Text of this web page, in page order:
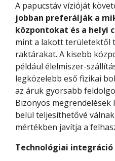
A papucstáv vízióját
jobban preferálják a
központokat és a helyi
mint a lakott területektől
raktárakat. A kisebb
például élelmiszer-
legközelebb eső fizikai
az áruk gyorsabb
Bizonyos
belül teljesíthetővé
mértékben javítja a
Technológiai integráció